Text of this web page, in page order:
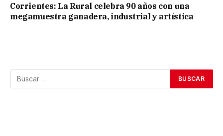
Corrientes: La Rural celebra 90 años con una
megamuestra ganadera, industrial y artística